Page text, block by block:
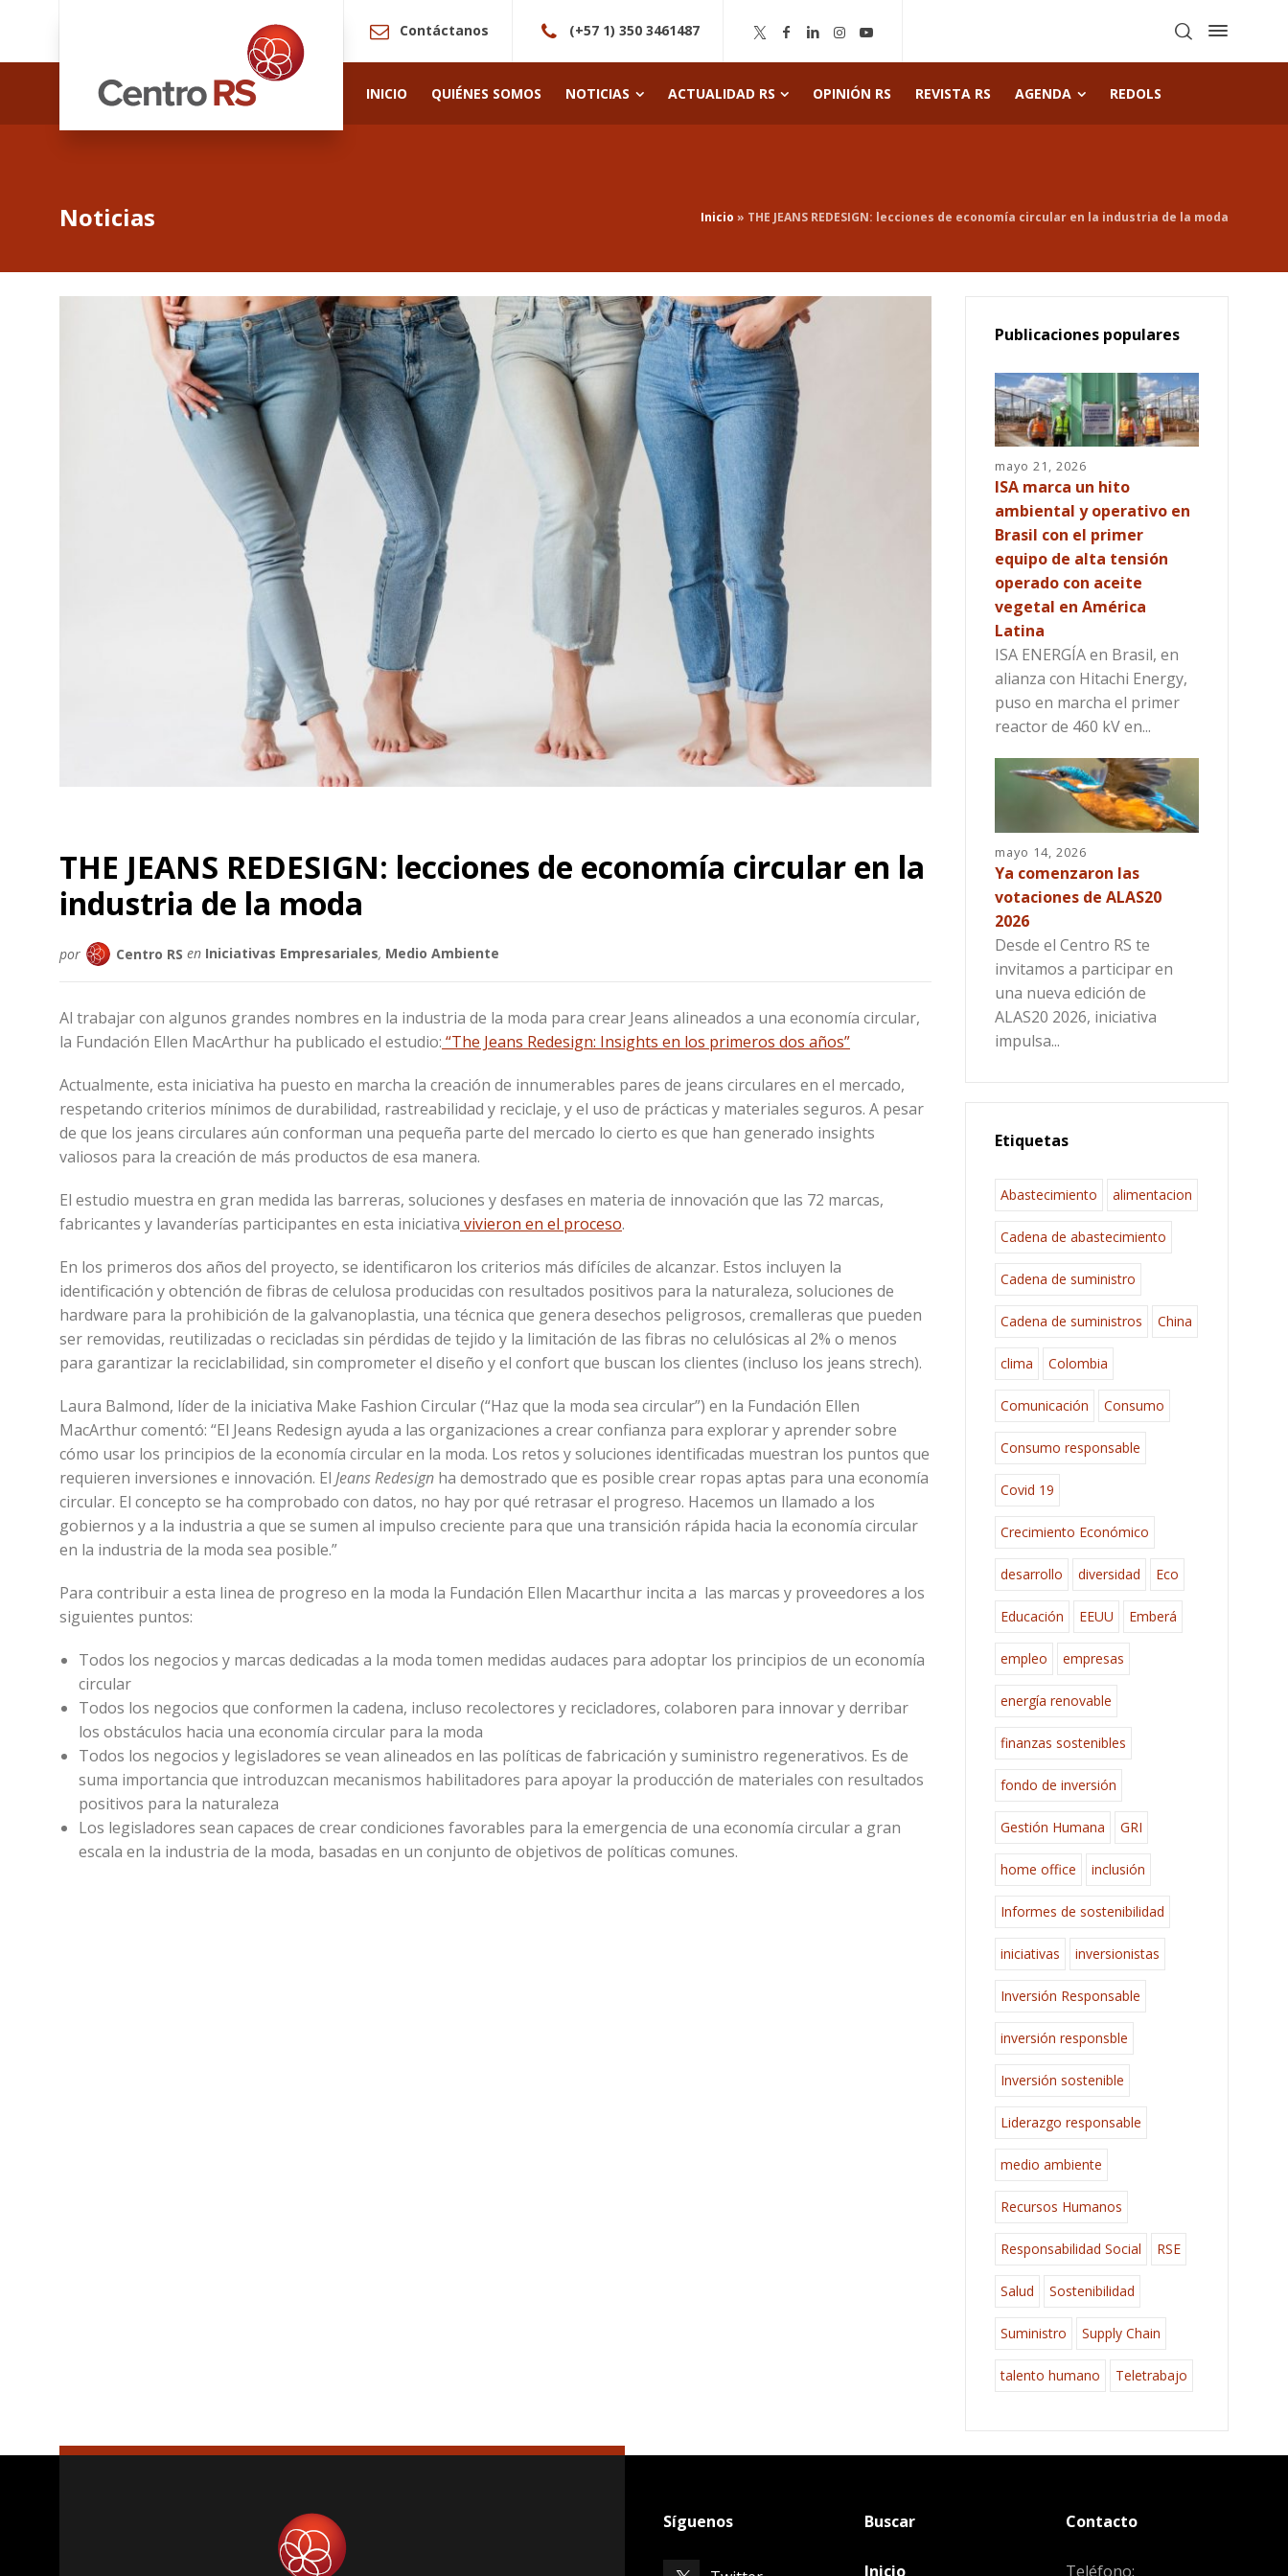
Contáctanos (+57 1) 350 3461487
INICIO QUIÉNES SOMOS NOTICIAS ACTUALIDAD RS OPINIÓN RS REVISTA RS AGENDA REDOLS
Noticias Inicio » THE JEANS REDESIGN: lecciones de economía circular en la industria de la moda
THE JEANS REDESIGN: lecciones de economía circular en la
industria de la moda
por Centro RS en Iniciativas Empresariales, Medio Ambiente
Al trabajar con algunos grandes nombres en la industria de la moda para crear Jeans alineados a una economía circular,
la Fundación Ellen MacArthur ha publicado el estudio: “The Jeans Redesign: Insights en los primeros dos años”
Actualmente, esta iniciativa ha puesto en marcha la creación de innumerables pares de jeans circulares en el mercado,
respetando criterios mínimos de durabilidad, rastreabilidad y reciclaje, y el uso de prácticas y materiales seguros. A pesar
de que los jeans circulares aún conforman una pequeña parte del mercado lo cierto es que han generado insights
valiosos para la creación de más productos de esa manera.
El estudio muestra en gran medida las barreras, soluciones y desfases en materia de innovación que las 72 marcas,
fabricantes y lavanderías participantes en esta iniciativa vivieron en el proceso.
En los primeros dos años del proyecto, se identificaron los criterios más difíciles de alcanzar. Estos incluyen la
identificación y obtención de fibras de celulosa producidas con resultados positivos para la naturaleza, soluciones de
hardware para la prohibición de la galvanoplastia, una técnica que genera desechos peligrosos, cremalleras que pueden
ser removidas, reutilizadas o recicladas sin pérdidas de tejido y la limitación de las fibras no celulósicas al 2% o menos
para garantizar la reciclabilidad, sin comprometer el diseño y el confort que buscan los clientes (incluso los jeans strech).
Laura Balmond, líder de la iniciativa Make Fashion Circular (“Haz que la moda sea circular”) en la Fundación Ellen
MacArthur comentó: “El Jeans Redesign ayuda a las organizaciones a crear confianza para explorar y aprender sobre
cómo usar los principios de la economía circular en la moda. Los retos y soluciones identificadas muestran los puntos que
requieren inversiones e innovación. El Jeans Redesign ha demostrado que es posible crear ropas aptas para una economía
circular. El concepto se ha comprobado con datos, no hay por qué retrasar el progreso. Hacemos un llamado a los
gobiernos y a la industria a que se sumen al impulso creciente para que una transición rápida hacia la economía circular
en la industria de la moda sea posible.”
Para contribuir a esta linea de progreso en la moda la Fundación Ellen Macarthur incita a las marcas y proveedores a los
siguientes puntos:
Todos los negocios y marcas dedicadas a la moda tomen medidas audaces para adoptar los principios de un economía
circular
Todos los negocios que conformen la cadena, incluso recolectores y recicladores, colaboren para innovar y derribar
los obstáculos hacia una economía circular para la moda
Todos los negocios y legisladores se vean alineados en las políticas de fabricación y suministro regenerativos. Es de
suma importancia que introduzcan mecanismos habilitadores para apoyar la producción de materiales con resultados
positivos para la naturaleza
Los legisladores sean capaces de crear condiciones favorables para la emergencia de una economía circular a gran
escala en la industria de la moda, basadas en un conjunto de objetivos de políticas comunes.
Publicaciones populares
mayo 21, 2026
ISA marca un hito
ambiental y operativo en
Brasil con el primer
equipo de alta tensión
operado con aceite
vegetal en América
Latina
ISA ENERGÍA en Brasil, en
alianza con Hitachi Energy,
puso en marcha el primer
reactor de 460 kV en...
mayo 14, 2026
Ya comenzaron las
votaciones de ALAS20
2026
Desde el Centro RS te
invitamos a participar en
una nueva edición de
ALAS20 2026, iniciativa
impulsa...
Etiquetas
Abastecimiento alimentacion
Cadena de abastecimiento
Cadena de suministro
Cadena de suministros China
clima Colombia
Comunicación Consumo
Consumo responsable
Covid 19
Crecimiento Económico
desarrollo diversidad Eco
Educación EEUU Emberá
empleo empresas
energía renovable
finanzas sostenibles
fondo de inversión
Gestión Humana GRI
home office inclusión
Informes de sostenibilidad
iniciativas inversionistas
Inversión Responsable
inversión responsble
Inversión sostenible
Liderazgo responsable
medio ambiente
Recursos Humanos
Responsabilidad Social RSE
Salud Sostenibilidad
Suministro Supply Chain
talento humano Teletrabajo
Síguenos Buscar
Inicio
Contacto
Teléfono: